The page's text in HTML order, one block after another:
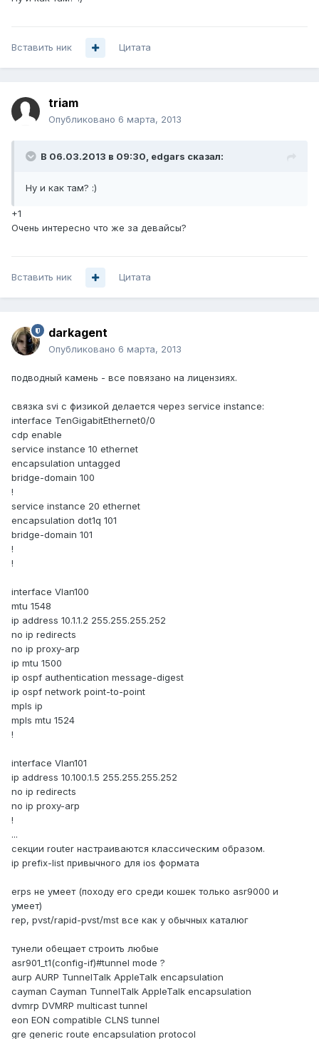
Вставить ник Цитата
triam
Опубликовано 6 марта, 2013
В 06.03.2013 в 09:30, edgars сказал:
Ну и как там? :)
+1
Очень интересно что же за девайсы?
Вставить ник Цитата
darkagent
Опубликовано 6 марта, 2013
подводный камень - все повязано на лицензиях.
связка svi с физикой делается через service instance:
interface TenGigabitEthernet0/0
cdp enable
service instance 10 ethernet
encapsulation untagged
bridge-domain 100
!
service instance 20 ethernet
encapsulation dot1q 101
bridge-domain 101
!
!
interface Vlan100
mtu 1548
ip address 10.1.1.2 255.255.255.252
no ip redirects
no ip proxy-arp
ip mtu 1500
ip ospf authentication message-digest
ip ospf network point-to-point
mpls ip
mpls mtu 1524
!
interface Vlan101
ip address 10.100.1.5 255.255.255.252
no ip redirects
no ip proxy-arp
!
...
секции router настраиваются классическим образом.
ip prefix-list привычного для ios формата
erps не умеет (походу его среди кошек только asr9000 и
умеет)
rep, pvst/rapid-pvst/mst все как у обычных каталюг
тунели обещает строить любые
asr901_t1(config-if)#tunnel mode ?
aurp AURP TunnelTalk AppleTalk encapsulation
cayman Cayman TunnelTalk AppleTalk encapsulation
dvmrp DVMRP multicast tunnel
eon EON compatible CLNS tunnel
gre generic route encapsulation protocol